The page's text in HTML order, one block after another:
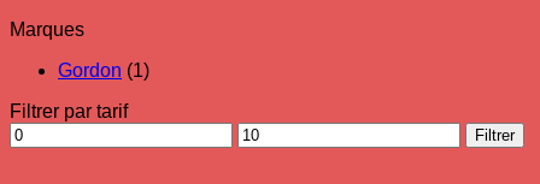
Marques
Gordon (1)
Filtrer par tarif
Prix
min
Prix
max
Filtrer